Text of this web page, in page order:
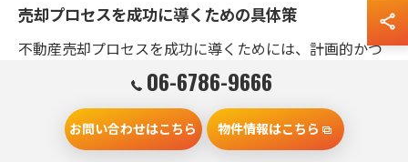
売却プロセスを成功に導くための具体策
不動産売却プロセスを成功に導くためには、計画的かつ
効率的なアプローチが求められます。まず、地域の市場
です。価格設定は売却の成否を左右する要因の一つであ
り、周辺地域の相場や物件の特性を考慮しながら、現実
06-6786-9666
お問い合わせはこちら 物件情報はこちら